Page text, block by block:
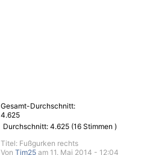
Gesamt-Durchschnitt:
4.625
Durchschnitt: 4.625 (16 Stimmen )
Titel: Fußgurken rechts
Von Tim25 am 11. Mai 2014 - 12:04